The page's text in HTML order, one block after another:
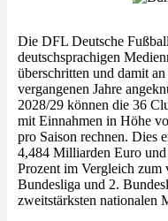
Die DFL Deutsche
deutschsprachigen
überschritten und damit
vergangenen Jahre
2028/29 können die 36
mit Einnahmen in Höhe
pro Saison rechnen. Dies
4,484 Milliarden Euro
Prozent im Vergleich
Bundesliga und 2.
zweitstärksten nationalen